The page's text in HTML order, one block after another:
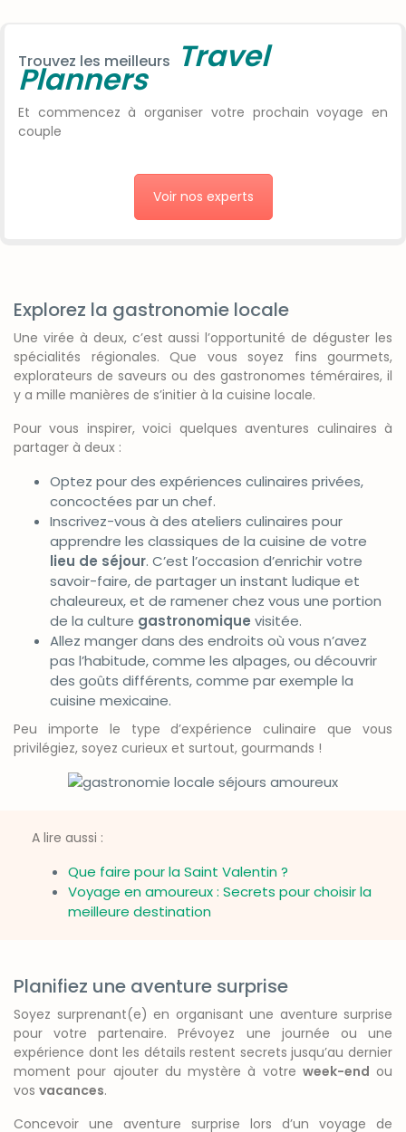
Trouvez les meilleurs Travel
Planners
Et commencez à organiser votre prochain voyage en
couple
Voir nos experts
Explorez la gastronomie locale
Une virée à deux, c’est aussi l’opportunité de déguster les
spécialités régionales. Que vous soyez fins gourmets,
explorateurs de saveurs ou des gastronomes téméraires, il
y a mille manières de s’initier à la cuisine locale.
Pour vous inspirer, voici quelques aventures culinaires à
partager à deux :
Optez pour des expériences culinaires privées,
concoctées par un chef.
Inscrivez-vous à des ateliers culinaires pour
apprendre les classiques de la cuisine de votre
lieu de séjour. C’est l’occasion d’enrichir votre
savoir-faire, de partager un instant ludique et
chaleureux, et de ramener chez vous une portion
de la culture gastronomique visitée.
Allez manger dans des endroits où vous n’avez
pas l’habitude, comme les alpages, ou découvrir
des goûts différents, comme par exemple la
cuisine mexicaine.
Peu importe le type d’expérience culinaire que vous
privilégiez, soyez curieux et surtout, gourmands !
A lire aussi :
Que faire pour la Saint Valentin ?
Voyage en amoureux : Secrets pour choisir la
meilleure destination
Planifiez une aventure surprise
Soyez surprenant(e) en organisant une aventure surprise
pour votre partenaire. Prévoyez une journée ou une
expérience dont les détails restent secrets jusqu’au dernier
moment pour ajouter du mystère à votre week-end ou
vos vacances.
Concevoir une aventure surprise lors d’un voyage de